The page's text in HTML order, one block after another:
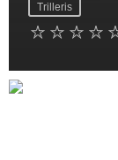
Trilleris